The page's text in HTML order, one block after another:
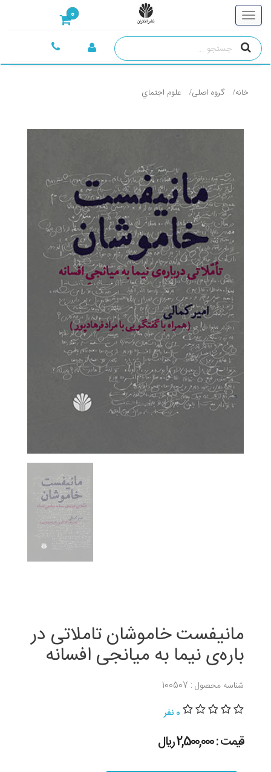
0
خانه گروه اصلی علوم اجتماي
مانیفست خاموشان تاملاتی در
باره‌ی نیما به میانجی افسانه
شناسه محصول : 100507
0 نفر
قیمت : 2,500,000 ريال